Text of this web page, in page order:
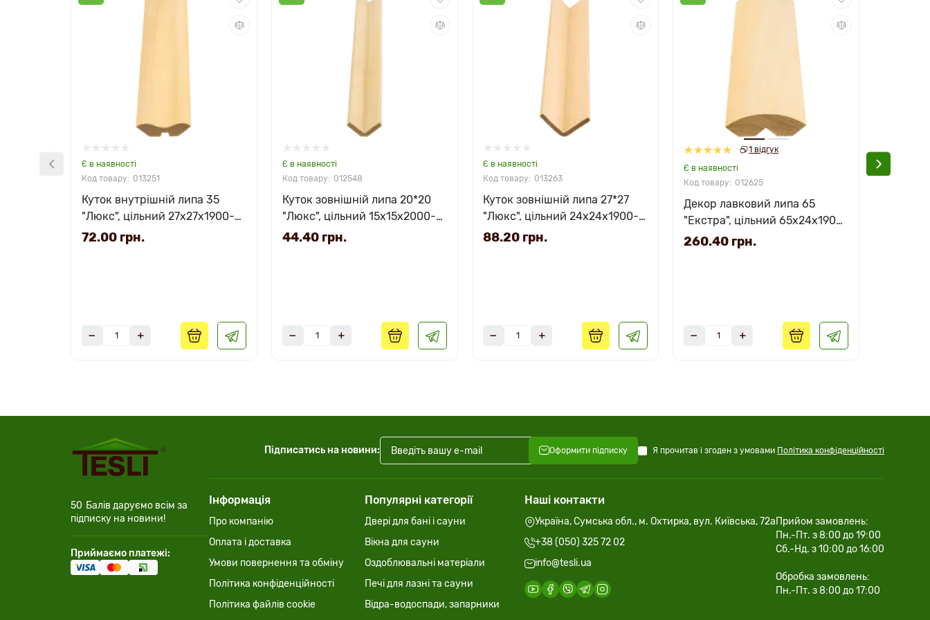
Є в наявності
013251
Куток внутрішній липа 35
"Люкс", цільний 27х27х1900-
3000 мм
72.00 грн.
Є в наявності
012548
Куток зовнішній липа 20*20
"Люкс", цільний 15х15х2000-
3000 мм
44.40 грн.
Є в наявності
013263
Куток зовнішній липа 27*27
"Люкс", цільний 24х24х1900-
3000 мм
88.20 грн.
1 відгук
Є в наявності
012625
Декор лавковий липа 65
"Екстра", цільний 65х24х1900-
3000мм
260.40 грн.
50 Балів даруємо всім за
підписку на новини!
Приймаємо платежі:
Підписатись на новини: Оформити підписку Я прочитав і згоден з умовами Політика конфіденційності
Інформація
Про компанію
Оплата і доставка
Умови повернення та обміну
Політика конфіденційності
Політика файлів cookie
Популярні категорії
Двері для бані і сауни
Вікна для сауни
Оздоблювальні матеріали
Печі для лазні та сауни
Відра-водоспади, запарники
Наші контакти
Україна, Сумська обл., м. Охтирка, вул. Київська, 72а
+38 (050) 325 72 02
info@tesli.ua
Прийом замовлень:
Пн.-Пт. з 8:00 до 19:00
Сб.-Нд. з 10:00 до 16:00
Обробка замовлень:
Пн.-Пт. з 8:00 до 17:00